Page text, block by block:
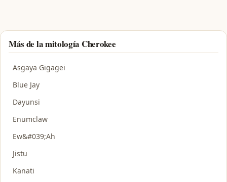
Más de la mitología Cherokee
Asgaya Gigagei
Blue Jay
Dayunsi
Enumclaw
Ew&#039;Ah
Jistu
Kanati